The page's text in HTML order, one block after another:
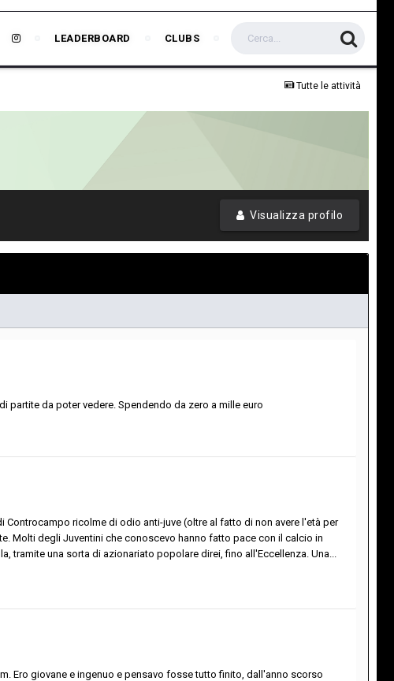
LEADERBOARD CLUBS
Tutte le attività
Visualizza profilo
da poter vedere. Spendendo da zero a mille euro
ricolme di odio anti-juve (oltre al fatto di non avere l'età per
Molti degli Juventini che conoscevo hanno fatto pace con il calcio in
tramite una sorta di azionariato popolare direi, fino all'Eccellenza. Una...
Ero giovane e ingenuo e pensavo fosse tutto finito, dall'anno scorso